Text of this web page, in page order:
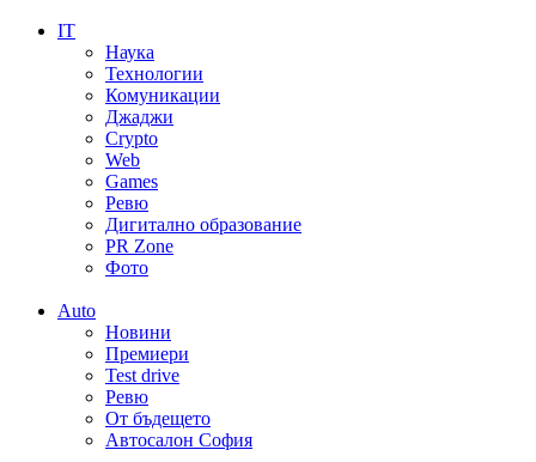
IT
Наука
Технологии
Комуникации
Джаджи
Crypto
Web
Games
Ревю
Дигитално образование
PR Zone
Фото
Auto
Новини
Премиери
Test drive
Ревю
От бъдещето
Автосалон София